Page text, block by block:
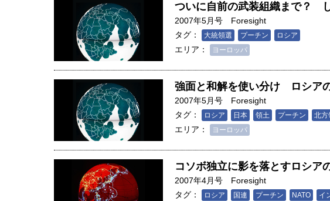
ついに自前の武装組織まで？
2007年5月号
Foresight
タグ：
大統領選 プーチン ロシア
エリア： ヨーロッパ
強面と和解を使い分け ロシア
2007年5月号
Foresight
タグ：
ロシア 日本 領土 プーチン 北方
エリア： ヨーロッパ
コソボ独立に影を落とすロシア
2007年4月号
Foresight
タグ：
ロシア 国連 プーチン NATO イ
人は「地上の太陽」を手にするか 核融
合発電の現在地――実現・普及後の「世
界像」｜江尻晶・東京大学大学院新領域
創成科学研究科教授（4）｜ 関瑶子